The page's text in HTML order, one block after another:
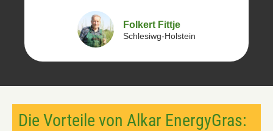
Folkert Fittje
Schlesiwg-Holstein
Die Vorteile von Alkar EnergyGras: